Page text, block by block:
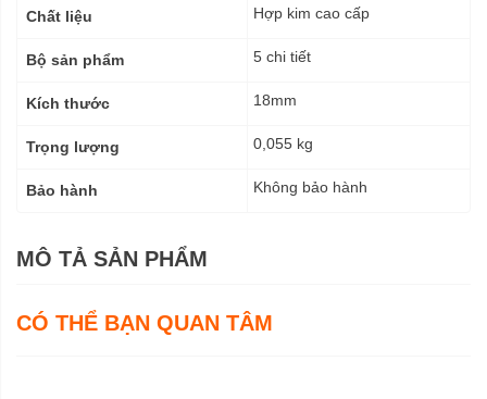
Chất liệu Hợp kim cao cấp
Bộ sản phẩm 5 chi tiết
Kích thước 18mm
Trọng lượng 0,055 kg
Bảo hành Không bảo hành
MÔ TẢ SẢN PHẨM
CÓ THỂ BẠN QUAN TÂM